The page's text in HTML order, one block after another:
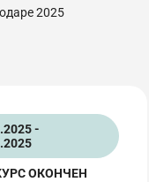
2025
-
ОКОНЧЕН